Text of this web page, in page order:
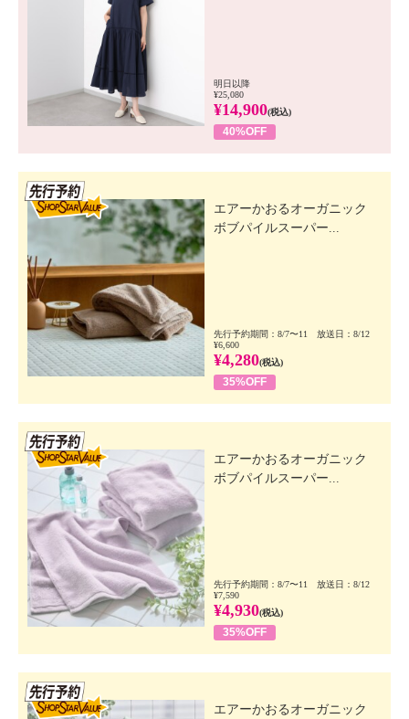
明日以降
¥25,080
¥14,900(税込)
40%OFF
エアーかおるオーガニック
ボブパイルスーパー...
先行予約期間：8/7〜11 放送日：8/12
¥6,600
¥4,280(税込)
35%OFF
エアーかおるオーガニック
ボブパイルスーパー...
先行予約期間：8/7〜11 放送日：8/12
¥7,590
¥4,930(税込)
35%OFF
エアーかおるオーガニック